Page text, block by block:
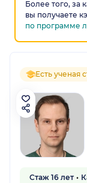
Более того, за
вы получаете
по программе
Есть ученая
Стаж 16 лет